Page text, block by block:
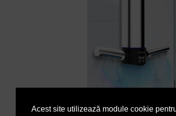
Acest site utilizează module cookie